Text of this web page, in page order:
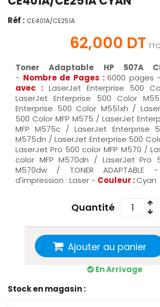
Réf : CE401A/CE251A
62,000 DT TTC
Toner Adaptable HP 507A
- Nombre de Pages : 6000 pages -
avec : LaserJet Enterprise 500
LaserJet Enterprise 500 Color
Enterprise 500 Color M551xh /
500 Color MFP M575 / LaserJet
MFP M575c / LaserJet Enterprise
M575dn / LaserJet Enterprise 500
LaserJet Pro 500 color MFP M570 /
color MFP M570dn / LaserJet Pro
M570dw / TONER ADAPTABLE
d'impression : Laser - Couleur :Cyan
Quantité
Ajouter au panier
En Arrivage
Stock en magasin :